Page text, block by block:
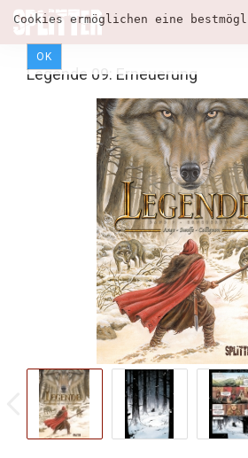
Cookies ermöglichen eine
OK
Legende 09: Erneuerung